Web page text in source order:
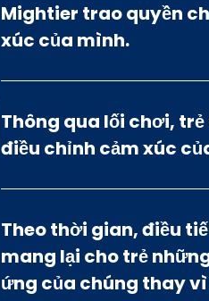
Mightier trao quyền
xúc của mình.
Thông qua lối chơi,
điều chỉnh cảm xúc
Theo thời gian, điều
mang lại cho trẻ
ứng của chúng thay